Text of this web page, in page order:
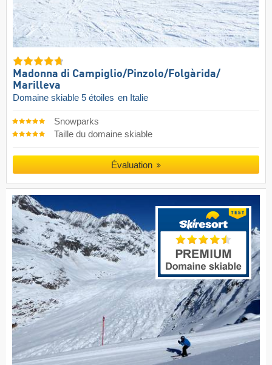
Madonna di Campiglio/​Pinzolo/​Folgàrida/​
Marilleva
Domaine skiable 5 étoiles en Italie
Snowparks
Taille du domaine skiable
Évaluation